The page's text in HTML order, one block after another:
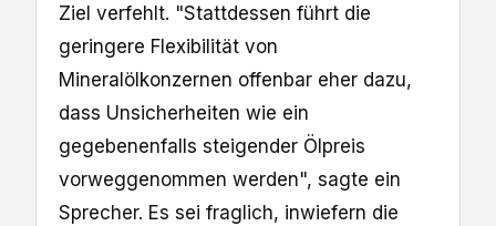
Ziel verfehlt. "Stattdessen führt die
geringere Flexibilität von
Mineralölkonzernen offenbar eher dazu,
⁠dass Unsicherheiten wie ein ​
gegebenenfalls steigender Ölpreis
vorweggenommen werden", sagte ein
Sprecher. Es sei fraglich, inwiefern die